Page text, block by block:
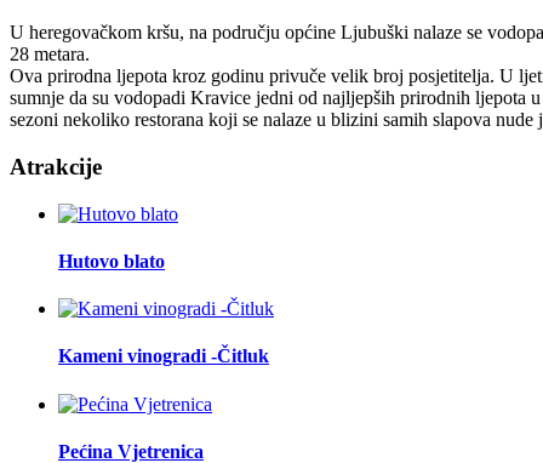
U heregovačkom kršu, na području općine Ljubuški nalaze se
28 metara.
Ova prirodna ljepota kroz godinu privuče velik broj posjetitelja. U
sumnje da su vodopadi Kravice jedni od najljepših prirodnih ljepota
sezoni nekoliko restorana koji se nalaze u blizini samih slapova
Atrakcije
Hutovo blato
Kameni vinogradi -Čitluk
Pećina Vjetrenica